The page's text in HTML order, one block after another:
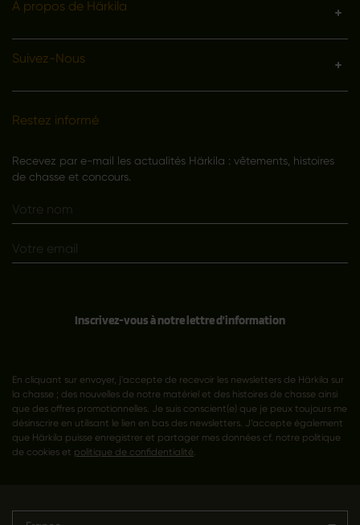
À propos de Härkila
Suivez-Nous
Restez informé
Recevez par e-mail les actualités Härkila : vêtements, histoires
de chasse et concours.
Inscrivez-vous à notre lettre d'information
En cliquant sur envoyer, j'accepte de recevoir les newsletters de Härkila sur
la chasse ; des nouvelles de notre matériel et des histoires de chasse ainsi
que des offres promotionnelles. Je suis conscient(e) que je peux toujours me
désinscrire en utilisant le lien en bas des newsletters. J’accepte également
que Härkila puisse enregistrer et partager mes données cf. notre politique
de cookies et politique de confidentialité.